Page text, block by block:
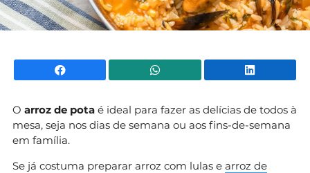
Facebook WhatsApp
O arroz de pota é ideal para fazer as delícias de todos à
mesa, seja nos dias de semana ou aos fins-de-semana
em família.
Se já costuma preparar arroz com lulas e arroz de